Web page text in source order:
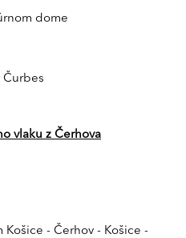
dome
vlaku z Čerhova
- Čerhov - Košice -